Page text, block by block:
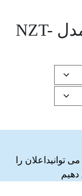
مودم رومیزی 4.5G نزتک مدل NZT-
را